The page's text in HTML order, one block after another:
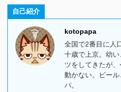
自己紹介
kotopapa
全国で2番目に人
十歳で上京。幼
ツをしてきたが
動かない。ビー
パ。